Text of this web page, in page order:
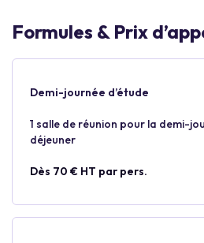
Formules & Prix
Demi-journée d’étude
1 salle de réunion pour la demi-
déjeuner
Dès 70 € HT par pers.